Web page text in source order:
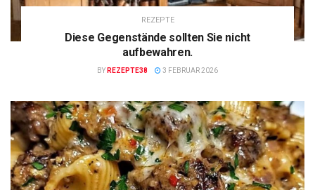
REZEPTE
Diese Gegenstände sollten Sie nicht
aufbewahren.
BY REZEPTE38 3 FEBRUAR 2026